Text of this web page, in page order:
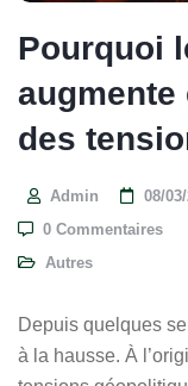
Pourquoi
augmente
des
Admin
08/
0 Commentaires
Autres
Depuis quelques
à la hausse. À